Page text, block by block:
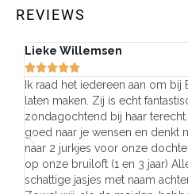
REVIEWS
Lieke Willemsen

Ik raad het iedereen aan om
laten maken. Zij is echt
zondagochtend bij haar
goed naar je wensen en denkt
naar 2 jurkjes voor onze
op onze bruiloft (1 en 3 jaar)
schattige jasjes met naam